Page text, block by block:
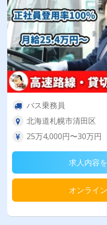
バス乗務員
北海道札幌市清田区
25万4,000円〜30万円
求人内容
オンライ